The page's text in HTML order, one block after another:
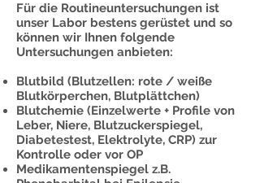
Für die Routineuntersuchungen ist
unser Labor bestens gerüstet und so
können wir Ihnen folgende
Untersuchungen anbieten:
Blutbild (Blutzellen: rote / weiße
Blutkörperchen, Blutplättchen)
Blutchemie (Einzelwerte + Profile von
Leber, Niere, Blutzuckerspiegel,
Diabetestest, Elektrolyte, CRP) zur
Kontrolle oder vor OP
Medikamentenspiegel z.B.